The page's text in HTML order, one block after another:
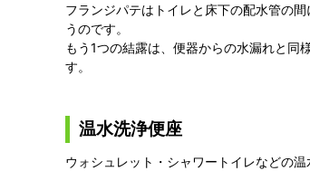
フランジパテはトイレと床下の配水管の
うのです。
もう1つの結露は、便器からの水漏れと同
す。
温水洗浄便座
ウォシュレット・シャワートイレなどの